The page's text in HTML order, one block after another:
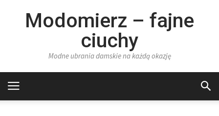
Modomierz – fajne
ciuchy
Modne ubrania damskie na każdą okazję